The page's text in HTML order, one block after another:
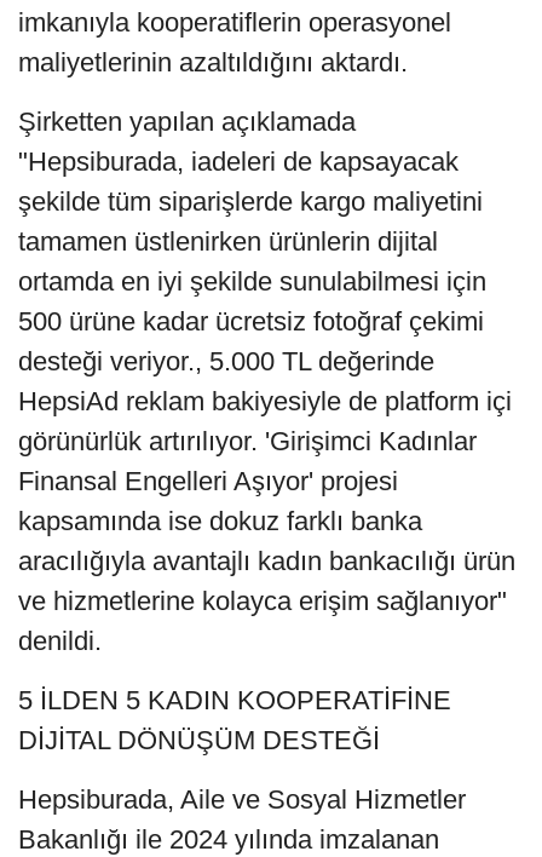
imkanıyla kooperatiflerin operasyonel
maliyetlerinin azaltıldığını aktardı.
Şirketten yapılan açıklamada
"Hepsiburada, iadeleri de kapsayacak
şekilde tüm siparişlerde kargo maliyetini
tamamen üstlenirken ürünlerin dijital
ortamda en iyi şekilde sunulabilmesi için
500 ürüne kadar ücretsiz fotoğraf çekimi
desteği veriyor., 5.000 TL değerinde
HepsiAd reklam bakiyesiyle de platform içi
görünürlük artırılıyor. 'Girişimci Kadınlar
Finansal Engelleri Aşıyor' projesi
kapsamında ise dokuz farklı banka
aracılığıyla avantajlı kadın bankacılığı ürün
ve hizmetlerine kolayca erişim sağlanıyor"
denildi.
5 İLDEN 5 KADIN KOOPERATİFİNE
DİJİTAL DÖNÜŞÜM DESTEĞİ
Hepsiburada, Aile ve Sosyal Hizmetler
Bakanlığı ile 2024 yılında imzalanan